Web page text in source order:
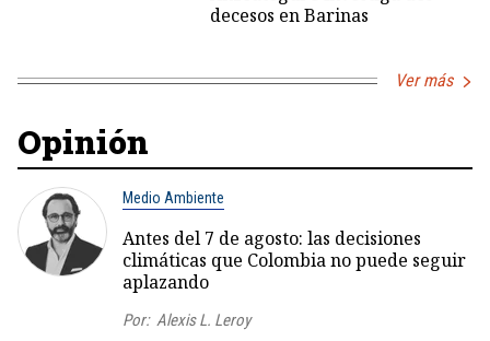
decesos en Barinas
Ver más
Opinión
Medio Ambiente
Antes del 7 de agosto: las decisiones
climáticas que Colombia no puede seguir
aplazando
Por: Alexis L. Leroy